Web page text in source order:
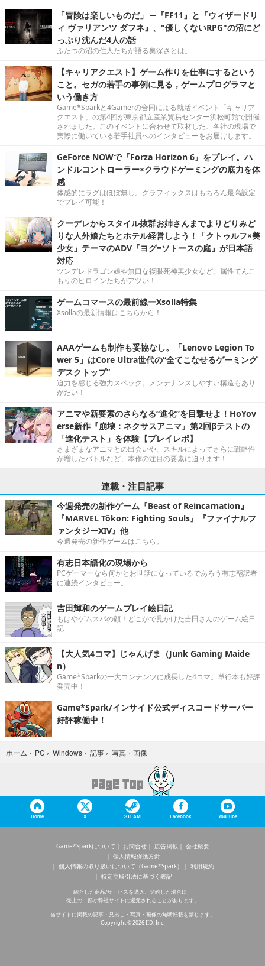
「冒険は楽しいものだ」 ─『FF11』と『ウィザードリ
ィ ヴァリアンツ ダフネ』、"優しくないRPG"の沼にど
っぷり沈んだ4人の話
ふたつの沼の住人たちが語る奥深さとは。
【キャリアクエスト】ゲーム作りを仕事にするという
こと。セガの若手の事例に見る，ゲームプログラマと
いう働き方
Game*Sparkと4Gamerの合同による就活イベント「キャリア
クエスト」の第4回が東京都立産業貿易センター浜松町館で開催
されました。このイベントに合わせて取材した、各社の現場で
実際に働いている若手社員へのインタビューをお届けします。
GeForce NOWで『Forza Horizon 6』をプレイ。ハ
ンドルコントローラー×クラウドゲーミングの底力を体
感
体感的にラグはほぼ無し。グラフィックスはもちろん最高設定
でプレイ可能！
クーデレからスタイル抜群お姉さんまでよりどりみど
りな人外娘たちとホテル経営しよう！「クトゥルフ×美
少女」テーマのADV『ヨグ=ソトースの庭』が日本語
対応
ツンデレドラゴン娘や無口な複眼死神美少女など、属性てんこ
もりのヒロインたちがアツい！
ゲームコマースの最前線ーXsolla特集
Xsollaの最新情報はこちらから！
AAAゲームも制作も妥協なし。「Lenovo Legion To
wer 5」はCore Ultra世代の“全てこなせるゲーミング
デスクトップ”
迫力を感じる強力スペック。メンテナンスしやすい構造もあり
がたい！
アニマや新要素のさらなる“進化”を目撃せよ！HoYov
erse新作『崩壊：ネクサスアニマ』第2回βテストの
「進化テスト」を体験【プレイレポ】
さまざまなアニマとの出会いや、スキルによってさらに戦略性
が増したバトルなど、本作の注目の要素に迫ります！
連載・注目記事
今週発売の新作ゲーム『Beast of Reincarnation』
『MARVEL Tōkon: Fighting Souls』『ファイナルフ
ァンタジーXIV』他
今週発売の新作ゲームはこちら。
有志日本語化の現場から
PCゲーマーなら何かとお世話になっているであろう有志翻訳者
に連続インタビュー。
吉田輝和のゲームプレイ絵日記
もはやゲムスパの顔！どこかで見かけた吉田さんのゲーム絵日
記
【大人気4コマ】じゃんげま（Junk Gaming Maide
n）
Game*Sparkの一大コンテンツに成長した4コマ。単行本も好評
発売中！
Game*Spark/インサイド公式ディスコードサーバー
好評稼働中！
ホーム › PC › Windows › 記事 › 写真・画像
Home X STEAM Facebook YouTube
Game*Sparkについて お問合せ 広告掲載
会社概要
個人情報保護方針
個人情報の取り扱いについて（Game*Spark）
利用規約
特定商取引法に基づく表記
紹介した商品/サービスを購入、契約した場合に、
売上の一部が弊社サイトに還元されることがあります。
当サイトに掲載の記事・見出し・写真・画像の無断転載を禁じます。
Copyright © 2026 IID, Inc.